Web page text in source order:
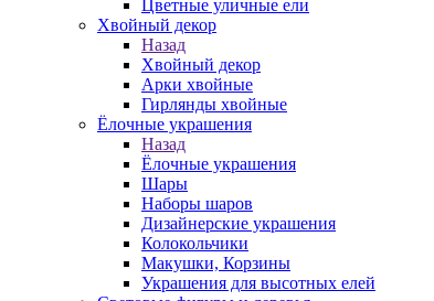
Цветные уличные ели
Хвойный декор
Назад
Хвойный декор
Арки хвойные
Гирлянды хвойные
Ёлочные украшения
Назад
Ёлочные украшения
Шары
Наборы шаров
Дизайнерские украшения
Колокольчики
Макушки, Корзины
Украшения для высотных елей